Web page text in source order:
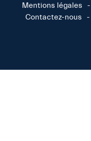
Mentions légales
Contactez-nous